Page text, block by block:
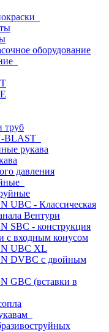
оборудование
труб
BLAST
рукава
давления
UBC - Классическая
Вентури
SBC - конструкция
c входным конусом
UBC XL
DVBC с двойным
GBC (вставки в